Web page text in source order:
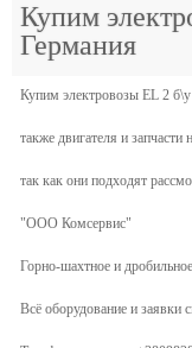
Купим
Германия
Купим электровозы EL 2
также двигателя и
так как они подходят
"ООО Комсервис"
Горно-шахтное и
Всё оборудование и заявки